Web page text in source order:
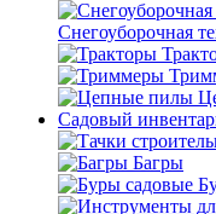
Снегоуборочная
Садовый
Багры